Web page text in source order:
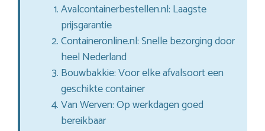
Avalcontainerbestellen.nl: Laagste
prijsgarantie
Containeronline.nl: Snelle bezorging door
heel Nederland
Bouwbakkie: Voor elke afvalsoort een
geschikte container
Van Werven: Op werkdagen goed
bereikbaar